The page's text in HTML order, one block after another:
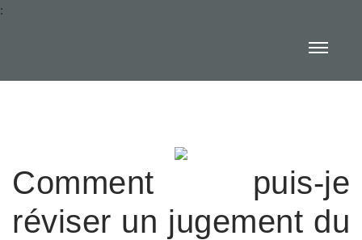
:
Comment puis-je
réviser un jugement du